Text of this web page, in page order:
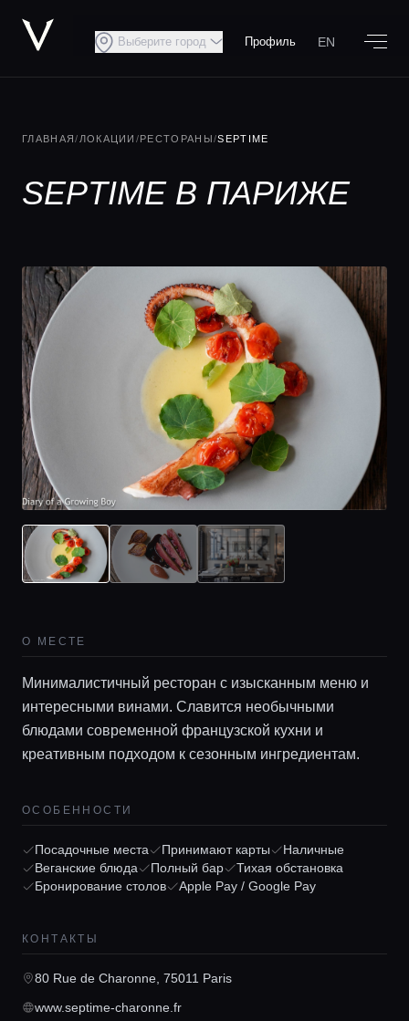
Главная
Локации
Гиды
Выберите город Профиль EN
ГЛАВНАЯ/ ЛОКАЦИИ /РЕСТОРАНЫ/SEPTIME
SEPTIME В ПАРИЖЕ
О МЕСТЕ
Минималистичный ресторан с изысканным меню и
интересными винами. Славится необычными
блюдами современной французской кухни и
креативным подходом к сезонным ингредиентам.
ОСОБЕННОСТИ
Посадочные места Принимают карты
Наличные
Веганские блюда
Полный бар
Тихая обстановка
Бронирование столов
Apple Pay / Google Pay
КОНТАКТЫ
80 Rue de Charonne, 75011 Paris
www.septime-charonne.fr